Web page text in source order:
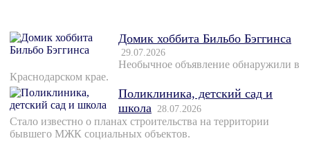
Домик хоббита Бильбо Бэггинса
29.07.2026
Необычное объявление обнаружили в
Краснодарском крае.
Поликлиника, детский сад и
школа 28.07.2026
Стало известно о планах строительства на территории
бывшего МЖК социальных объектов.